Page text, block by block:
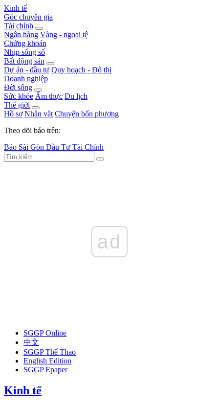
Kinh tế
Góc chuyên gia
Tài chính
Ngân hàng Vàng - ngoại tệ
Chứng khoán
Nhịp sống số
Bất động sản
Dự án - đầu tư Quy hoạch - Đô thị
Doanh nghiệp
Đời sống
Sức khỏe Ẩm thực Du lịch
Thế giới
Hồ sơ Nhân vật Chuyện bốn phương
Theo dõi báo trên:
Báo Sài Gòn Đầu Tư Tài Chính
ad
SGGP Online
中文
SGGP Thể Thao
English Edition
SGGP Epaper
Kinh tế